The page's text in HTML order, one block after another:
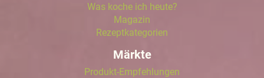
Was koche ich heute?
Magazin
Rezeptkategorien
Märkte
Produkt-Empfehlungen